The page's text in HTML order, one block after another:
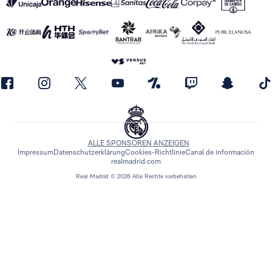
Real Madrid © 2026 Alle Rechte vorbehalten
ALLE SPONSOREN ANZEIGEN
ImpressumDatenschutzerklärungCookies-RichtlinieCanal de información
realmadrid.com